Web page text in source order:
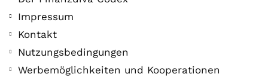
Impressum
Kontakt
Nutzungsbedingungen
Werbemöglichkeiten und Kooperationen